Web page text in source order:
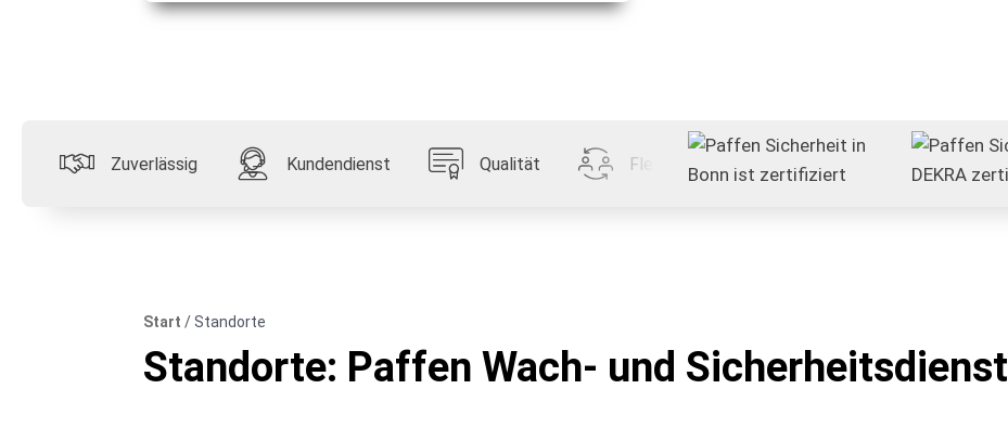
Zuverlässig Kundendienst Qualität Flexibilität Transparent
Start / Standorte
Standorte: Paffen Wach- und Sicherheitsdienst